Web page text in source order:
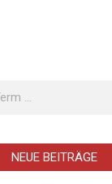
NEUE BEITRÄGE